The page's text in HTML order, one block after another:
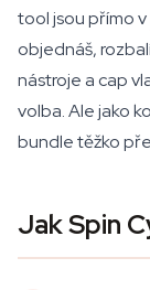
tool jsou přímo v
objednáš,
nástroje a cap
volba. Ale jako
bundle těžko
Jak Spin